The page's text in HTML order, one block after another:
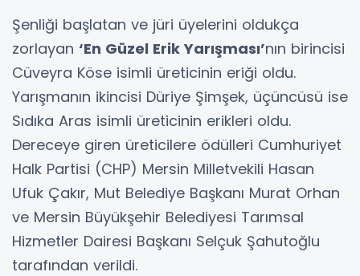
Şenliği başlatan ve jüri üyelerini oldukça
zorlayan ‘En Güzel Erik Yarışması’nın birincisi
Cüveyra Köse isimli üreticinin eriği oldu.
Yarışmanın ikincisi Düriye Şimşek, üçüncüsü ise
Sıdıka Aras isimli üreticinin erikleri oldu.
Dereceye giren üreticilere ödülleri Cumhuriyet
Halk Partisi (CHP) Mersin Milletvekili Hasan
Ufuk Çakır, Mut Belediye Başkanı Murat Orhan
ve Mersin Büyükşehir Belediyesi Tarımsal
Hizmetler Dairesi Başkanı Selçuk Şahutoğlu
tarafından verildi.